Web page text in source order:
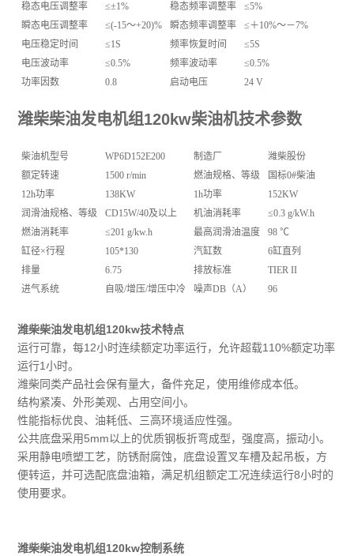
稳态电压调整率
≤±1% 稳态频率调整率
≤5%
瞬态电压调整率
≤(-15～+20)% 瞬态频率调整率
≤＋10%～－7%
电压稳定时间
≤1S 频率恢复时间
≤5S
电压波动率
≤0.5% 频率波动率
≤0.5%
功率因数
0.8 启动电压 24 V
潍柴柴油发电机组120kw柴油机技术参数
柴油机型号 WP6D152E200 制造厂
潍柴股份
额定转速
1500 r/min 燃油规格、等级
国标0#柴油
12h功率
138KW 1h功率
152KW
润滑油规格、等级
CD15W/40及以上 机油消耗率
≤0.3 g/kW.h
燃油消耗率
≤201 g/kw.h 最高润滑油温度
98 ℃
缸径×行程
105*130 汽缸数
6缸直列
排量
6.75 排放标准
TIER II
进气系统
自吸/增压/增压中冷 噪声DB（A） 96
潍柴柴油发电机组120kw技术特点
运行可靠，每12小时连续额定功率运行，允许超载110%额定功率
运行1小时。
潍柴同类产品社会保有量大，备件充足，使用维修成本低。
结构紧凑、外形美观、占用空间小。
性能指标优良、油耗低、三高环境适应性强。
公共底盘采用5mm以上的优质钢板折弯成型，强度高，振动小。
采用静电喷塑工艺，防锈耐腐蚀，底盘设置叉车槽及起吊板，方
便转运，并可选配底盘油箱，满足机组额定工况连续运行8小时的
使用要求。
潍柴柴油发电机组120kw控制系统